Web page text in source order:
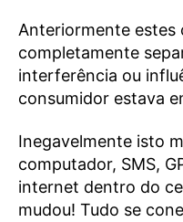
Anteriormente estes
completamente
interferência ou
consumidor estava
Inegavelmente isto
computador, SMS,
internet dentro do
mudou! Tudo se